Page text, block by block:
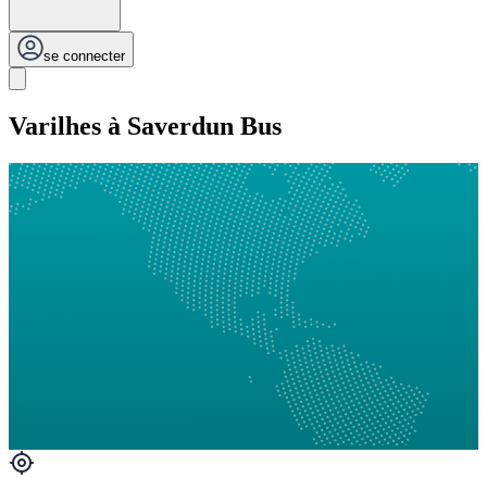
se connecter
Varilhes à Saverdun Bus